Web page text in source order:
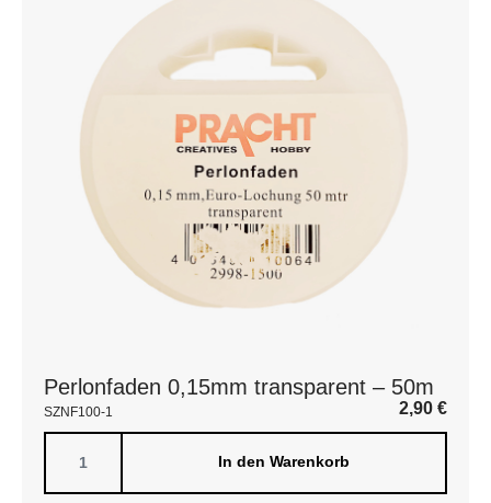
Perlonfaden 0,15mm transparent – 50m
SZNF100-1 2,90 €
In den Warenkorb